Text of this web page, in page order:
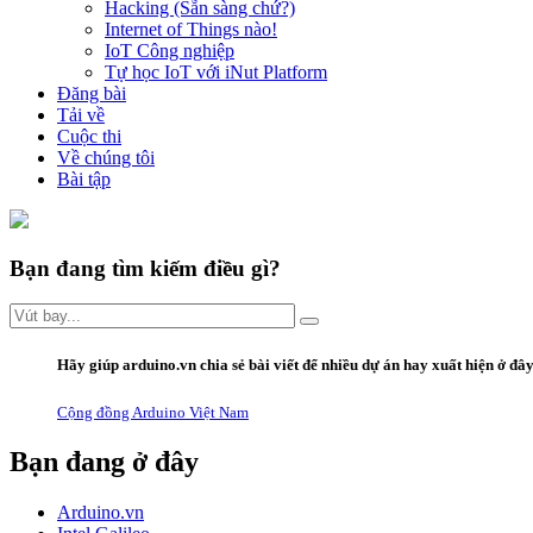
Hacking (Sẵn sàng chứ?)
Internet of Things nào!
IoT Công nghiệp
Tự học IoT với iNut Platform
Đăng bài
Tải về
Cuộc thi
Về chúng tôi
Bài tập
Bạn đang tìm kiếm điều gì?
Hãy giúp arduino.vn chia sẻ bài viết để nhiều dự án hay xuất hiện ở
Cộng đồng Arduino Việt Nam
Bạn đang ở đây
Arduino.vn